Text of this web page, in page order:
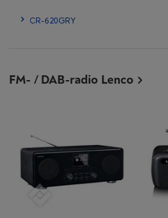
CR-620GRY
FM- / DAB-radio Lenco